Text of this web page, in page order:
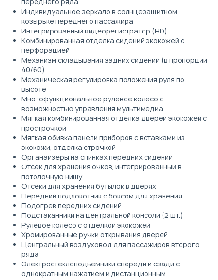
Индивидуальное зеркало в солнцезащитном
козырьке переднего пассажира
Интегрированный видеорегистратор (HD)
Комбинированная отделка сидений экокожей с
перфорацией
Механизм складывания задних сидений (в пропорции
40/60)
Механическая регулировка положения руля по
высоте
Многофункциональное рулевое колесо с
возможностью управления мультимедиа
Мягкая комбинированная отделка дверей экокожей с
прострочкой
Мягкая обивка панели приборов с вставками из
экокожи, отделка строчкой
Органайзеры на спинках передних сидений
Отсек для хранения очков, интегрированный в
потолочную нишу
Отсеки для хранения бутылок в дверях
Передний подлокотник с боксом для хранения
Подогрев передних сидений
Подстаканники на центральной консоли (2 шт.)
Рулевое колесо с отделкой экокожей
Хромированные ручки открывания дверей
Центральный воздуховод для пассажиров второго
ряда
Электростеклоподъёмники спереди и сзади с
однократным нажатием и дистанционным